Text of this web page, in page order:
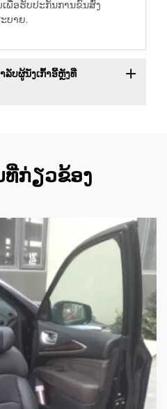
ພື່ອຮັບປະກັນການຂົນສົ່ງ
ບາຍ.
ລັບຜູ້ນັ່ງເກົ້າອີ້ຫຼັງທີ່
ກ່ຽວຂ້ອງ